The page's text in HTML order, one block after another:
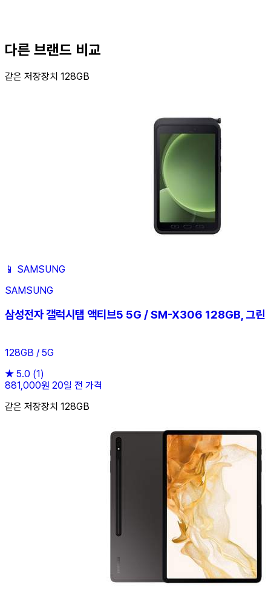
다른 브랜드 비교
같은 저장장치 128GB
📱 SAMSUNG
SAMSUNG
삼성전자 갤럭시탭 액티브5 5G / SM-X306 128GB, 그린
128GB / 5G
★ 5.0 (1)
881,000원 20일 전 가격
같은 저장장치 128GB